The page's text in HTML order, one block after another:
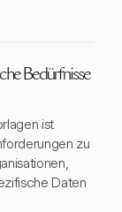
Bedürfnisse
ist
zu
Daten